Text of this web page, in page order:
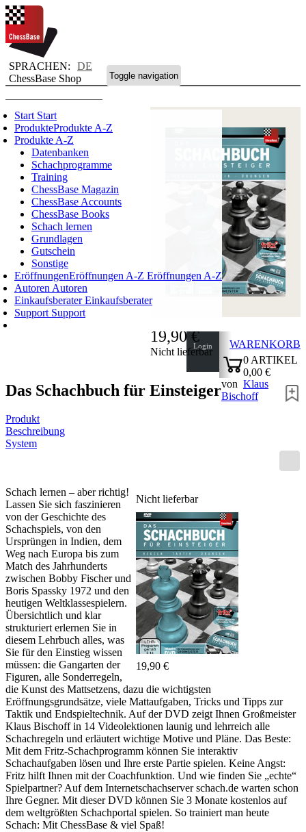
SPRACHEN:
DE
ChessBase Shop
Toggle navigation
Start Start
ProdukteProdukte A-Z
Produkte A-Z
Datenbanken
Schachprogramme
Training
ChessBase Magazin
ChessBase Accounts
ChessBase Books
Schach lernen
Grundlagen
Gutschein
Sonstige
EröffnungenEröffnungen A-Z Eröffnungen A-Z
Autoren Autoren
EinkaufsberaterEinkaufsberater
Support Support
Login
WARENKORB
0 ARTIKEL
0,00 €
✔
19,90 €
Nicht lieferbar
Das Schachbuch für Einsteigervon Klaus
Bischoff
Produkt
Beschreibung
System
Nicht lieferbar
19,90 €
Schach lernen – aber richtig!
Lassen Sie sich faszinieren
von der Geschichte des
Schachspiels, von den
Ursprüngen in Indien, dem
Weg nach Europa bis zum
Match des Jahrhunderts
zwischen Bobby Fischer und
Boris Spassky 1972 und den
heutigen Weltklassespielern.
Übersichtlich und klar
strukturiert erlernen Sie in
diesem Lehrbuch alles, was
Sie für den Einstieg wissen
müssen: die Gangarten der
Figuren, alle Sonderregeln,
die Kunst des Mattsetzens, dazu die wichtigsten
Eröffnungsgrundsätze, viele Mattaufgaben, Tricks und Tipps zur
Taktik und Endspieltechnik. Auf der DVD zeigt Ihnen Großmeister
Klaus Bischoff in 14 Videolektionen launig und lehrreich alle
Schachregeln und erläutert wichtige Motive und Pläne. Das Beste:
Mit dem Fritz-Schachprogramm können Sie interaktiv
Schachaufgaben lösen und Ihre erste Partie spielen. Keine Angst:
Fritz hilft Ihnen mit der Coachfunktion. Und wie finden Sie „echte“
Spielpartner? Auf dem Internetschachserver schach.de warten schon
Ihre Gegner. Mit dieser DVD können Sie 3 Monate kostenlos auf
dem weltgrößten Schachportal spielen. So trainiert man heute
Schach: Mit ChessBase & viel Spaß!